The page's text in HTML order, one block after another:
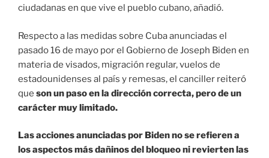
ciudadanas en que vive el pueblo cubano, añadió.
Respecto a las medidas sobre Cuba anunciadas el
pasado 16 de mayo por el Gobierno de Joseph Biden en
materia de visados, migración regular, vuelos de
estadounidenses al país y remesas, el canciller reiteró
que son un paso en la dirección correcta, pero de un
carácter muy limitado.
Las acciones anunciadas por Biden no se refieren a
los aspectos más dañinos del bloqueo ni revierten las